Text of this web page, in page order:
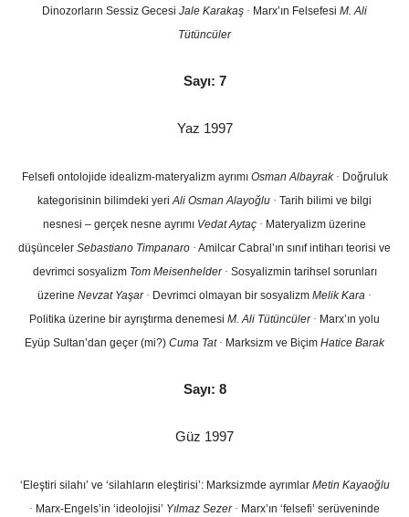
Dinozorların Sessiz Gecesi Jale Karakaş · Marx’ın Felsefesi M. Ali
Tütüncüler
Sayı: 7
Yaz 1997
Felsefi ontolojide idealizm-materyalizm ayrımı Osman Albayrak · Doğruluk
kategorisinin bilimdeki yeriAli Osman Alayoğlu · Tarih bilimi ve bilgi
nesnesi – gerçek nesne ayrımı Vedat Aytaç · Materyalizm üzerine
düşünceler Sebastiano Timpanaro · Amilcar Cabral’ın sınıf intiharı teorisi ve
devrimci sosyalizm Tom Meisenhelder · Sosyalizmin tarihsel sorunları
üzerine Nevzat Yaşar · Devrimci olmayan bir sosyalizm Melik Kara ·
Politika üzerine bir ayrıştırma denemesi M. Ali Tütüncüler · Marx’ın yolu
Eyüp Sultan’dan geçer (mi?) Cuma Tat · Marksizm ve Biçim Hatice Barak
Sayı: 8
Güz 1997
‘Eleştiri silahı’ ve ‘silahların eleştirisi’: Marksizmde ayrımlar Metin Kayaoğlu
· Marx-Engels’in ‘ideolojisi’ Yılmaz Sezer · Marx’ın ‘felsefi’ serüveninde